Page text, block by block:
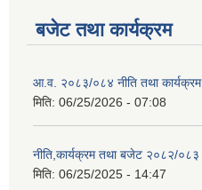
बजेट तथा कार्यक्रम
आ.व. २०८३/०८४ नीति तथा कार्यक्रम
मिति: 06/25/2026 - 07:08
नीति,कार्यक्रम तथा बजेट २०८२/०८३
मिति: 06/25/2025 - 14:47